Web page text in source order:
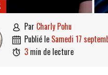
 par Charly Pohu
 publié le samedi 17
 3 min de lecture